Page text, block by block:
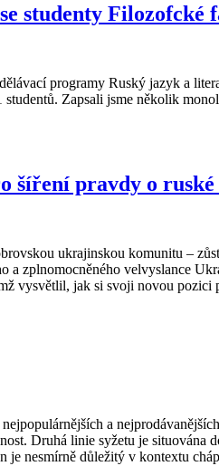
studenty Filozofcké
programy Ruský jazyk a
Zapsali jsme několik
šíření pravdy o
ukrajinskou komunitu –
a zplnomocněného velvyslance
vysvětlil, jak si svoji novou pozici
a
Druhá linie syžetu je
nesmírně důležitý v kontextu